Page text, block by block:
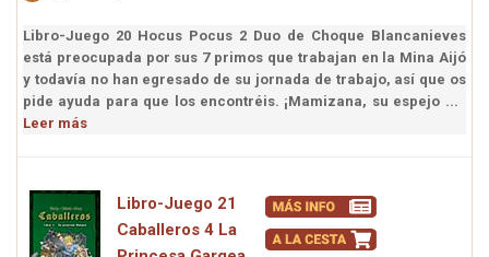
Libro-Juego 20 Hocus Pocus 2 Duo de Choque Blancanieves
está preocupada por sus 7 primos que trabajan en la Mina Aijó
y todavía no han egresado de su jornada de trabajo, así que os
pide ayuda para que los encontréis. ¡Mamizana, su espejo ...
Leer más
Libro-Juego 21
Caballeros 4 La